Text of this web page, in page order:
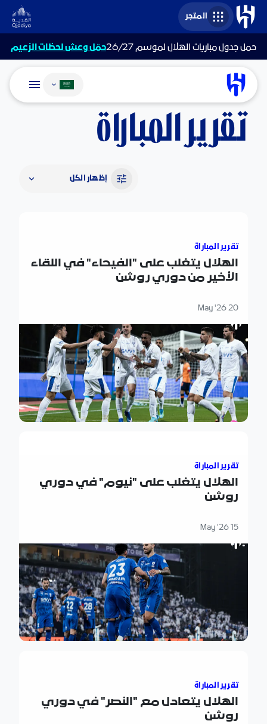
المتجر
تغيير اللغة
تقرير المباراة
إظهار الكل
تقرير المباراة
الهلال يتغلب على "الفيحاء" في اللقاء
الأخير من دوري روشن
20 May '26
تقرير المباراة
الهلال يتغلب على "نيوم" في دوري
روشن
15 May '26
تقرير المباراة
الهلال يتعادل مع "النصر" في دوري
روشن